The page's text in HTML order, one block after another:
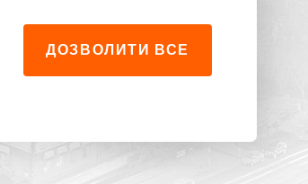
ДОЗВОЛИТИ ВСЕ